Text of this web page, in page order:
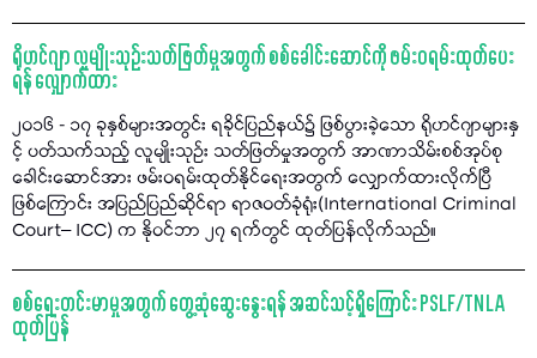
ရိုဟင်ဂျာ လူမျိုးသုဉ်းသတ်ဖြတ်မှုအတွက် စစ်ခေါင်းဆောင်ကို ဖမ်းဝရမ်းထုတ်ပေး
ရန် လျှောက်ထား
၂၀၁၆ - ၁၇ ခုနှစ်များအတွင်း ရခိုင်ပြည်နယ်၌ ဖြစ်ပွားခဲ့သော ရိုဟင်ဂျာများနှ
င့် ပတ်သက်သည့် လူမျိုးသုဉ်း သတ်ဖြတ်မှုအတွက် အာဏာသိမ်းစစ်အုပ်စု
ခေါင်းဆောင်အား ဖမ်းဝရမ်းထုတ်နိုင်ရေးအတွက် လျှောက်ထားလိုက်ပြီ
ဖြစ်ကြောင်း အပြည်ပြည်ဆိုင်ရာ ရာဇဝတ်ခုံရုံး(International Criminal
Court– ICC) က နိုဝင်ဘာ ၂၇ ရက်တွင် ထုတ်ပြန်လိုက်သည်။
စစ်ရေးတင်းမာမှုအတွက် တွေ့ဆုံဆွေးနွေးရန် အဆင်သင့်ရှိကြောင်း PSLF/TNLA
ထုတ်ပြန်